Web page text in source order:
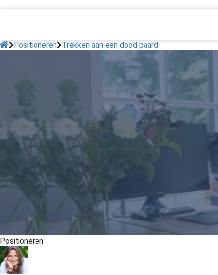
Positioneren Trekken aan een dood paard
Positioneren